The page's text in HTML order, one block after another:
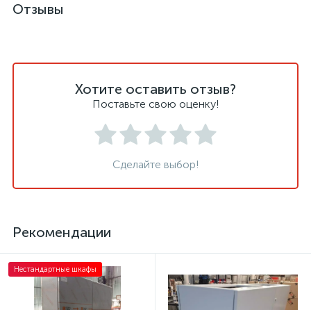
Отзывы
Хотите оставить отзыв?
Поставьте свою оценку!
Сделайте выбор!
Рекомендации
Нестандартные шкафы